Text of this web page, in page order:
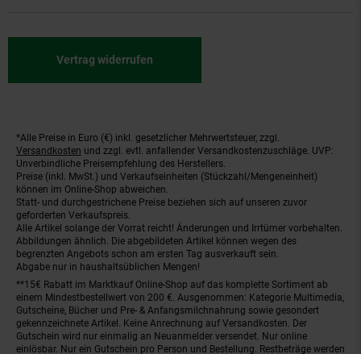
Vertrag widerrufen
Fußnoten
*Alle Preise in Euro (€) inkl. gesetzlicher Mehrwertsteuer, zzgl.
Versandkosten und zzgl. evtl. anfallender Versandkostenzuschläge. UVP:
Unverbindliche Preisempfehlung des Herstellers.
Preise (inkl. MwSt.) und Verkaufseinheiten (Stückzahl/Mengeneinheit)
können im Online-Shop abweichen.
Statt- und durchgestrichene Preise beziehen sich auf unseren zuvor
geforderten Verkaufspreis.
Alle Artikel solange der Vorrat reicht! Änderungen und Irrtümer vorbehalten.
Abbildungen ähnlich. Die abgebildeten Artikel können wegen des
begrenzten Angebots schon am ersten Tag ausverkauft sein.
Abgabe nur in haushaltsüblichen Mengen!
**15€ Rabatt im Marktkauf Online-Shop auf das komplette Sortiment ab
einem Mindestbestellwert von 200 €. Ausgenommen: Kategorie Multimedia,
Gutscheine, Bücher und Pre- & Anfangsmilchnahrung sowie gesondert
gekennzeichnete Artikel. Keine Anrechnung auf Versandkosten. Der
Gutschein wird nur einmalig an Neuanmelder versendet. Nur online
einlösbar. Nur ein Gutschein pro Person und Bestellung. Restbeträge werden